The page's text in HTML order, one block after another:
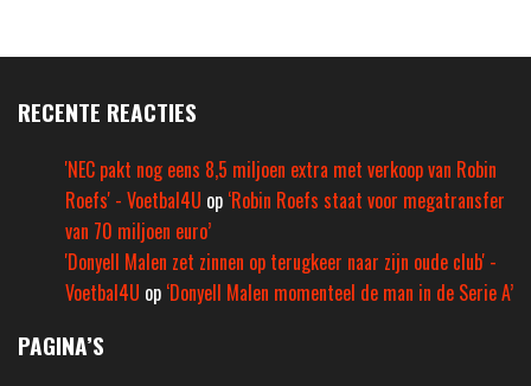
RECENTE REACTIES
'NEC pakt nog eens 8,5 miljoen extra met verkoop van Robin
Roefs' - Voetbal4U op ‘Robin Roefs staat voor megatransfer
van 70 miljoen euro’
'Donyell Malen zet zinnen op terugkeer naar zijn oude club' -
Voetbal4U op ‘Donyell Malen momenteel de man in de Serie A’
PAGINA’S